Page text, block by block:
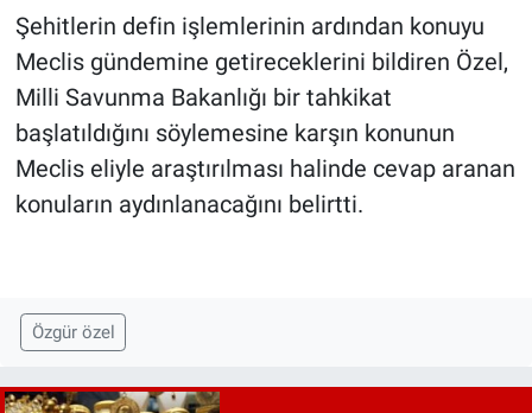
Şehitlerin defin işlemlerinin ardından konuyu
Meclis gündemine getireceklerini bildiren Özel,
Milli Savunma Bakanlığı bir tahkikat
başlatıldığını söylemesine karşın konunun
Meclis eliyle araştırılması halinde cevap aranan
konuların aydınlanacağını belirtti.
Özgür özel